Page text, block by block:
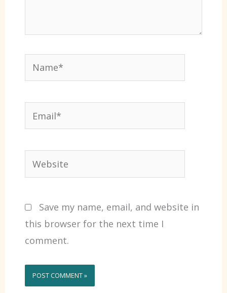
Name*
Email*
Website
Save my name, email, and website in
this browser for the next time I
comment.